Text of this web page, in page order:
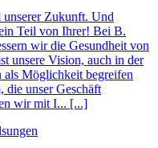
Zukunft. Und
Teil von Ihrer! Bei B.
wir die Gesundheit von
unsere Vision, auch in der
Möglichkeit begreifen
die unser Geschäft
wir mit I... [...]